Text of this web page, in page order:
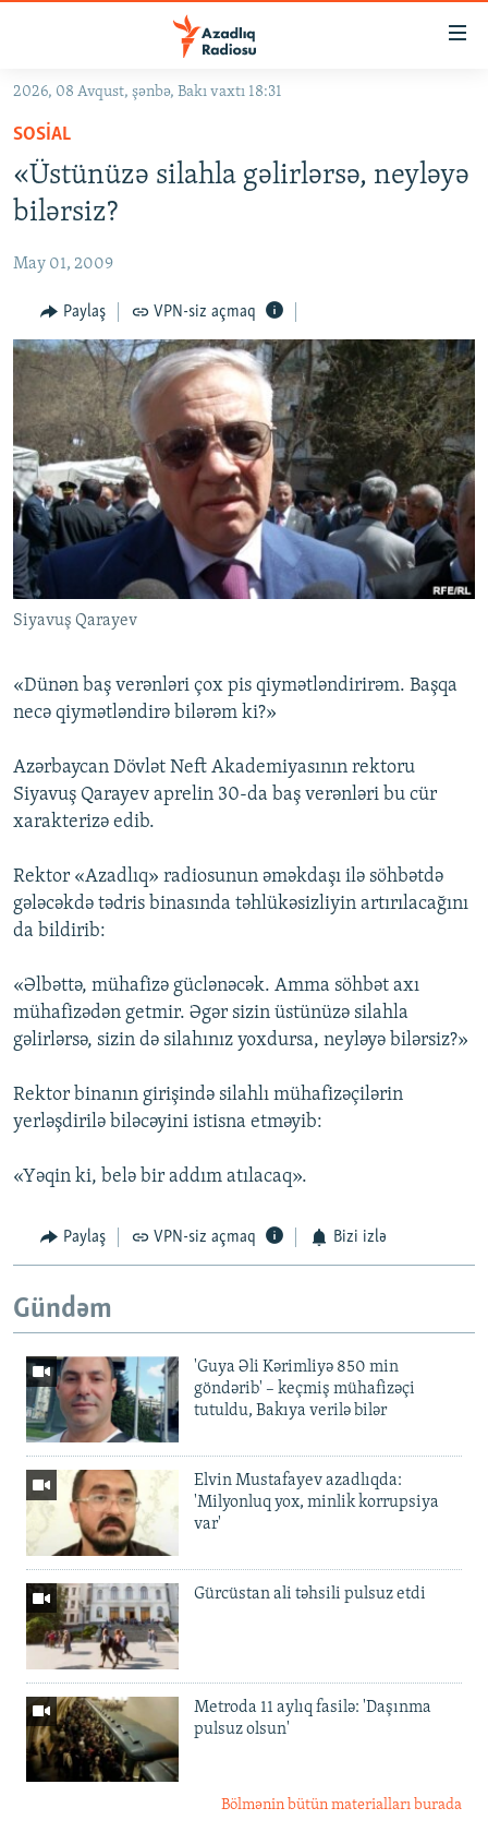
Əsas
qayıt
Əsas
naviqasiyaya
qayıt
GÜNDƏM
#İZAHLA
KORRUPSIOMETR
FƏRQƏ BAX
QANUNI DOĞRU
ARAŞDIRMA
MULTIMEDIA
VIDEO
FOTOQALEREYA
İNFOQRAFIKA
KARIKATURA
RADIO ARXIV
OXU ZALI
AZƏRBAYCAN ƏDƏBIYYATI KITABXANASI
İSLAM VƏ DEMOKRATIYA
İZ - MƏDƏNIYYƏT PROQRAMI
HAQQIMIZDA
MISSIYAMIZ
PEŞƏ ETIKASI VƏ JURNALISTIKA STANDARTLARIMIZ
MATERIALLARIMIZDAN ISTIFADƏ
AZADLIQRADIOSU MOBIL TELEFONUNUZDA
XƏBƏR BÜLLETENLƏRIMIZ
BIZI IZLƏ
RFE/RL-in bütün saytları
2026, 08 Avqust, şənbə, Bakı vaxtı 18:31
SOSIAL
«Üstünüzə silahla gəlirlərsə, neyləyə
bilərsiz?
May 01, 2009
Paylaş VPN-siz açmaq
Siyavuş Qarayev
«Dünən baş verənləri çox pis qiymətləndirirəm. Başqa
necə qiymətləndirə bilərəm ki?»
Azərbaycan Dövlət Neft Akademiyasının rektoru
Siyavuş Qarayev aprelin 30-da baş verənləri bu cür
xarakterizə edib.
Rektor «Azadlıq» radiosunun əməkdaşı ilə söhbətdə
gələcəkdə tədris binasında təhlükəsizliyin artırılacağını
da bildirib:
«Əlbəttə, mühafizə güclənəcək. Amma söhbət axı
mühafizədən getmir. Əgər sizin üstünüzə silahla
gəlirlərsə, sizin də silahınız yoxdursa, neyləyə bilərsiz?»
Rektor binanın girişində silahlı mühafizəçilərin
yerləşdirilə biləcəyini istisna etməyib:
«Yəqin ki, belə bir addım atılacaq».
Paylaş VPN-siz açmaq Bizi izlə
Gündəm
'Guya Əli Kərimliyə 850 min
göndərib' – keçmiş mühafizəçi
tutuldu, Bakıya verilə bilər
Elvin Mustafayev azadlıqda:
'Milyonluq yox, minlik korrupsiya
var'
Gürcüstan ali təhsili pulsuz etdi
Metroda 11 aylıq fasilə: 'Daşınma
pulsuz olsun'
Bölmənin bütün materialları burada